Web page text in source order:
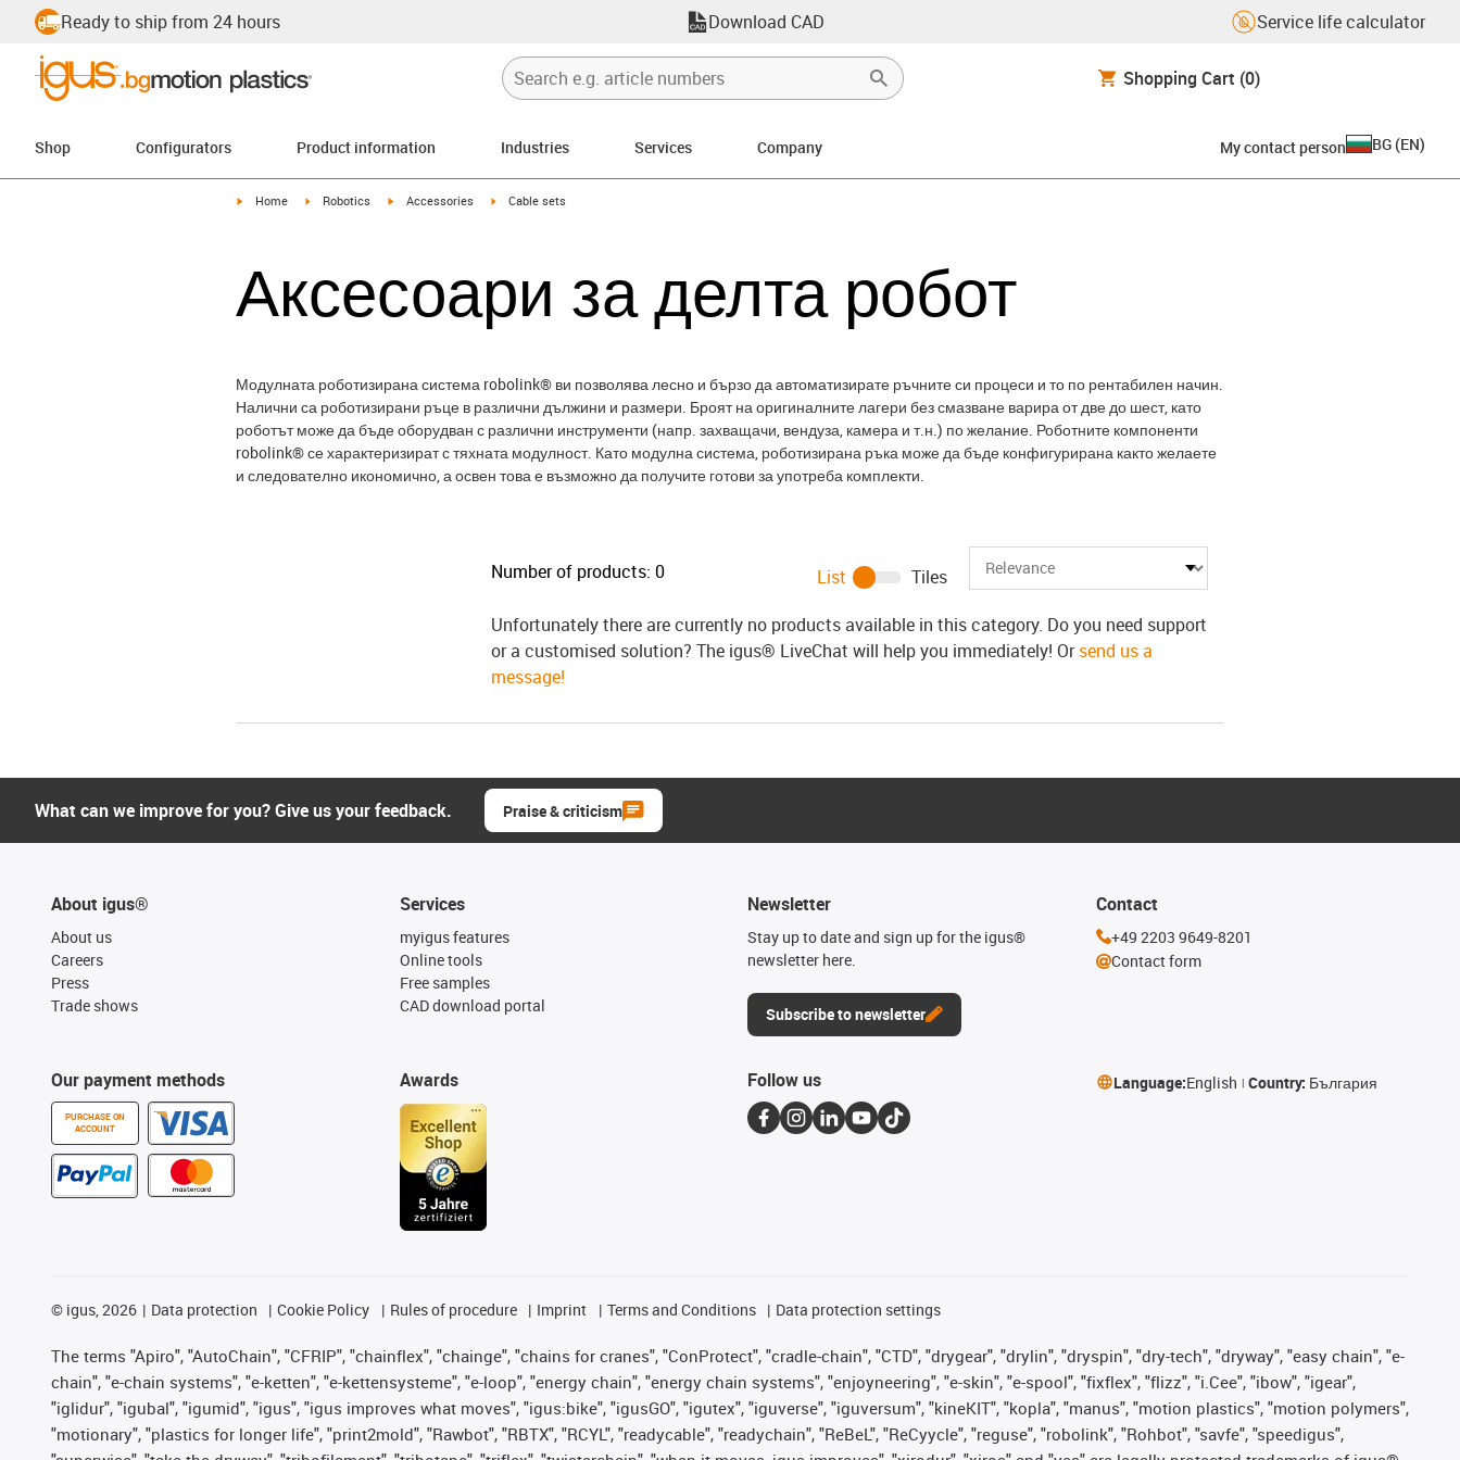
Ready to ship from 24 hours Download CAD Service life calculator
Shopping Cart (0)
Shop Configurators Product information Industries Services Company My contact person BG (EN)
igus-icon-arrow-right
Home igus-icon-arrow-right
Robotics igus-icon-arrow-right
Accessories igus-icon-arrow-right
Cable sets
Аксесоари за делта робот
Модулната роботизирана система robolink® ви позволява лесно и бързо да автоматизирате ръчните си процеси и то по рентабилен начин.
Налични са роботизирани ръце в различни дължини и размери. Броят на оригиналните лагери без смазване варира от две до шест, като
роботът може да бъде оборудван с различни инструменти (напр. захващачи, вендуза, камера и т.н.) по желание. Роботните компоненти
robolink® се характеризират с тяхната модулност. Като модулна система, роботизирана ръка може да бъде конфигурирана както желаете
и следователно икономично, а освен това е възможно да получите готови за употреба комплекти.
Number of products: 0 List
Tiles
Unfortunately there are currently no products available in this category. Do you need support
or a customised solution? The igus® LiveChat will help you immediately! Orsend us a
message!
What can we improve for you? Give us your feedback. Praise & criticism
About igus®
About us
Careers
Press
Trade shows
Our payment methods
PURCHASE ON
ACCOUNT
Services
myigus features
Online tools
Free samples
CAD download portal
Awards
Newsletter
Stay up to date and sign up for the igus®
newsletter here.
Subscribe to newsletter
Contact
+49 2203 9649-8201
Contact form
Follow us Language:English Country: България
© igus, 2026 Data protection Cookie Policy Rules of procedure Imprint Terms and Conditions Data protection settings
The terms "Apiro", "AutoChain", "CFRIP", "chainflex", "chainge", "chains for cranes", "ConProtect", "cradle-chain", "CTD", "drygear", "drylin", "dryspin", "dry-tech", "dryway", "easy chain", "e-
chain", "e-chain systems", "e-ketten", "e-kettensysteme", "e-loop", "energy chain", "energy chain systems", "enjoyneering", "e-skin", "e-spool", "fixflex", "flizz", "i.Cee", "ibow", "igear",
"iglidur", "igubal", "igumid", "igus", "igus improves what moves", "igus:bike", "igusGO", "igutex", "iguverse", "iguversum", "kineKIT", "kopla", "manus", "motion plastics", "motion polymers",
"motionary", "plastics for longer life", "print2mold", "Rawbot", "RBTX", "RCYL", "readycable", "readychain", "ReBeL", "ReCyycle", "reguse", "robolink", "Rohbot", "savfe", "speedigus",